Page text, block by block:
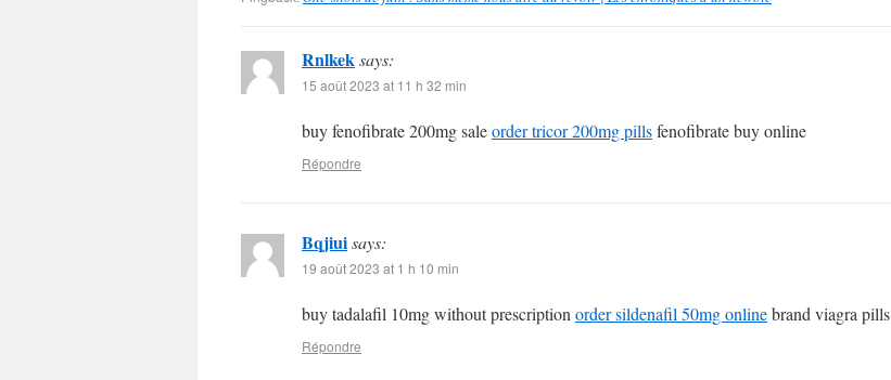
Rnlkeksays:
15 août 2023 at 11 h 32 min
buy fenofibrate 200mg saleorder tricor 200mg pillsfenofibrate buy online
Répondre
Bqjiuisays:
19 août 2023 at 1 h 10 min
buy tadalafil 10mg without prescription order sildenafil 50mg onlinebrand viagra pills
Répondre